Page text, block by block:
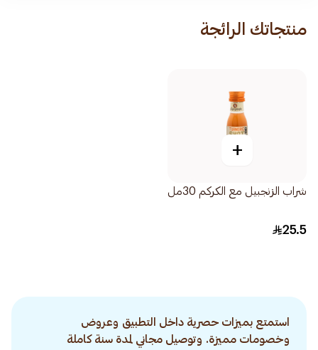
منتجاتك الرائجة
+
شراب الزنجبيل مع الكركم 30مل
25.5
استمتع بميزات حصرية داخل التطبيق وعروض
وخصومات مميزة. وتوصيل مجاني لمدة سنة كاملة